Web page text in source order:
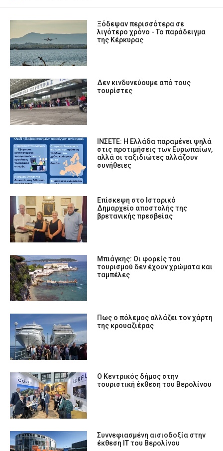
Ξόδεψαν περισσότερα σε
λιγότερο χρόνο - Το παράδειγμα
της Κέρκυρας
Δεν κινδυνεύουμε από τους
τουρίστες
ΙΝΣΕΤΕ: Η Ελλάδα παραμένει ψηλά
στις προτιμήσεις των Ευρωπαίων,
αλλά οι ταξιδιώτες αλλάζουν
συνήθειες
Επίσκεψη στο Ιστορικό
Δημαρχείο αποστολής της
βρετανικής πρεσβείας
Μπιάγκης: Οι φορείς του
τουρισμού δεν έχουν χρώματα και
ταμπέλες
Πως ο πόλεμος αλλάζει τον χάρτη
της κρουαζιέρας
Ο Κεντρικός δήμος στην
τουριστική έκθεση του Βερολίνου
Συννεφιασμένη αισιοδοξία στην
έκθεση ΙΤ του Βερολίνου